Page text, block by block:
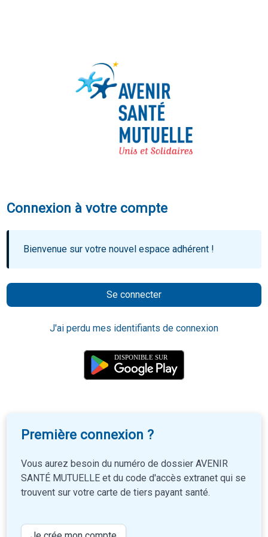
Connexion à votre compte
Bienvenue sur votre nouvel espace adhérent !
Se connecter
J'ai perdu mes identifiants de connexion
Première connexion ?
Vous aurez besoin du numéro de dossier AVENIR
SANTÉ MUTUELLE et du code d'accès extranet qui se
trouvent sur votre carte de tiers payant santé.